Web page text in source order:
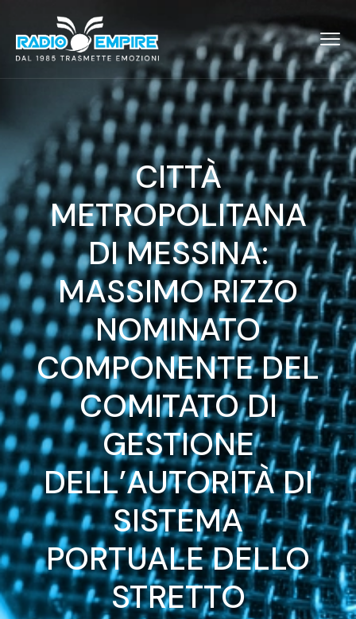
CITTÀ
METROPOLITANA
DI MESSINA:
MASSIMO RIZZO
NOMINATO
COMPONENTE DEL
COMITATO DI
GESTIONE
DELL’AUTORITÀ DI
SISTEMA
PORTUALE DELLO
STRETTO